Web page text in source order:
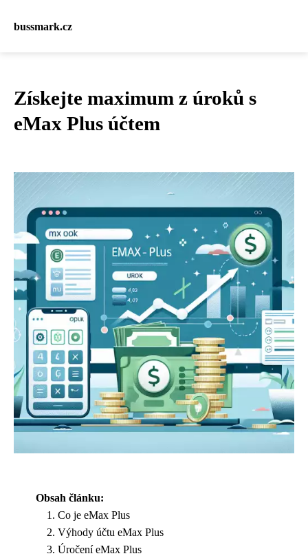
bussmark.cz
Získejte maximum z úroků s
eMax Plus účtem
Obsah článku:
Co je eMax Plus
Výhody účtu eMax Plus
Úročení eMax Plus